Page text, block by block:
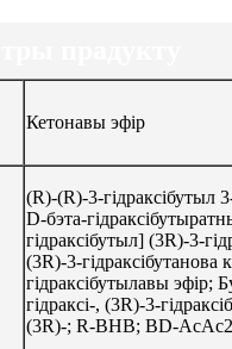
Кетонавы эфір
(R)-(R)-3-гідраксібутыл
D-бэта-
гідраксібутыл] (3R)-3-
(3R)-3-гідраксібутанова
гідраксібутылавы эфір;
гідраксі-, (3R)-3-
(3R)-; R-BHB; BD-AcAc2